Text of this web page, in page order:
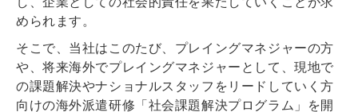
められます。
そこで、当社はこのたび、プレイングマネジャーの方
や、将来海外でプレイングマネジャーとして、現地で
の課題解決やナショナルスタッフをリードしていく方
向けの海外派遣研修「社会課題解決プログラム」を開